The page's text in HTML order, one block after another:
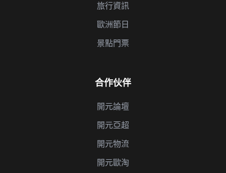
旅行資訊
歐洲節日
景點門票
合作伙伴
開元論壇
開元亞超
開元物流
開元歐淘